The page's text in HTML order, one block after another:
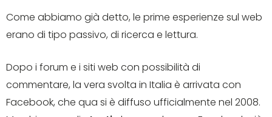
Come abbiamo già detto, le prime esperienze sul web
erano di tipo passivo, di ricerca e lettura.
Dopo i forum e i siti web con possibilità di
commentare, la vera svolta in Italia è arrivata con
Facebook, che qua si è diffuso ufficialmente nel 2008.